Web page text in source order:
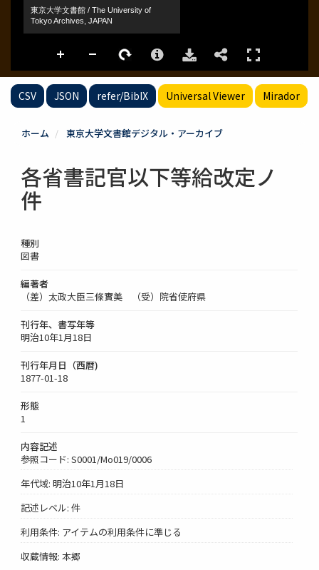
CSV JSON refer/BibIX Universal Viewer Mirador
ホーム 東京大学文書館デジタル・アーカイブ
各省書記官以下等給改定ノ
件
種別
図書
編著者
（差）太政大臣三條實美 （受）院省使府県
刊行年、書写年等
明治10年1月18日
刊行年月日（西暦)
1877-01-18
形態
1
内容記述
参照コード: S0001/Mo019/0006
年代域: 明治10年1月18日
記述レベル: 件
利用条件: アイテムの利用条件に準じる
収蔵情報: 本郷